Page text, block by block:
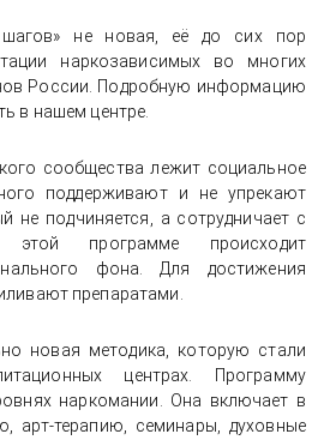
не новая, её до сих пор
наркозависимых во многих
России. Подробную информацию
в нашем центре.
сообщества лежит социальное
поддерживают и не упрекают
не подчиняется, а сотрудничает с
этой программе происходит
фона. Для достижения
препаратами.
новая методика, которую стали
центрах. Программу
наркомании. Она включает в
арт-терапию, семинары, духовные